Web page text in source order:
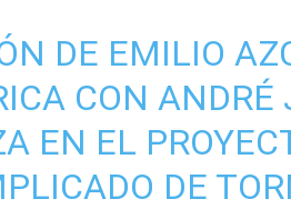
DE EMILIO
CON ANDRÉ
EN EL
DE